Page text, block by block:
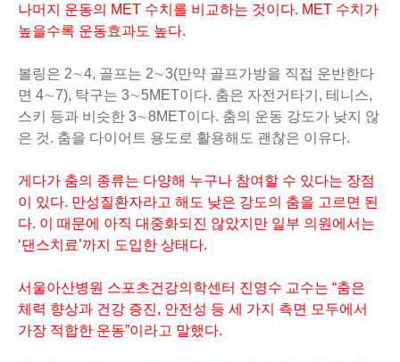
나머지 운동의 MET 수치를 비교하는 것이다. MET 수치가
높을수록 운동효과도 높다.
볼링은 2∼4, 골프는 2∼3(만약 골프가방을 직접 운반한다
면 4∼7), 탁구는 3∼5MET이다. 춤은 자전거타기, 테니스,
스키 등과 비슷한 3∼8MET이다. 춤의 운동 강도가 낮지 않
은 것. 춤을 다이어트 용도로 활용해도 괜찮은 이유다.
게다가 춤의 종류는 다양해 누구나 참여할 수 있다는 장점
이 있다. 만성질환자라고 해도 낮은 강도의 춤을 고르면 된
다. 이 때문에 아직 대중화되진 않았지만 일부 의원에서는
‘댄스치료’까지 도입한 상태다.
서울아산병원 스포츠건강의학센터 진영수 교수는 “춤은
체력 향상과 건강 증진, 안전성 등 세 가지 측면 모두에서
가장 적합한 운동”이라고 말했다.